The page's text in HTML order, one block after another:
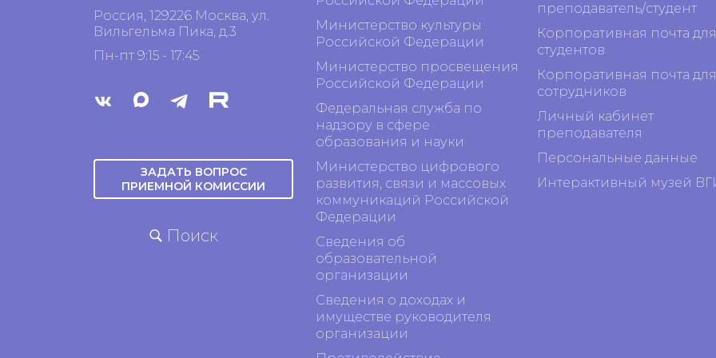
Россия, 129226 Москва, ул.
Вильгельма Пика, д.3
Пн-пт 9:15 - 17:45
ЗАДАТЬ ВОПРОС
ПРИЕМНОЙ КОМИССИИ
Поиск
Министерство культуры
Российской Федерации
Министерство просвещения
Российской Федерации
Федеральная служба по
надзору в сфере
образования и науки
Министерство цифрового
развития, связи и массовых
коммуникаций Российской
Федерации
Сведения об
образовательной
организации
Сведения о доходах и
имуществе руководителя
организации
преподаватель/студент
Корпоративная почта для
студентов
Корпоративная почта для
сотрудников
Личный кабинет
преподавателя
Персональные данные
Интерактивный музей